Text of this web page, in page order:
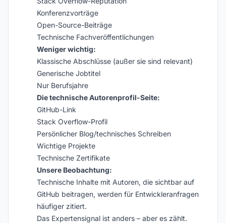
Konferenzvorträge
Open-Source-Beiträge
Technische Fachveröffentlichungen
Weniger wichtig:
Klassische Abschlüsse (außer sie sind relevant)
Generische Jobtitel
Nur Berufsjahre
Die technische Autorenprofil-Seite:
GitHub-Link
Stack Overflow-Profil
Persönlicher Blog/technisches Schreiben
Wichtige Projekte
Technische Zertifikate
Unsere Beobachtung:
Technische Inhalte mit Autoren, die sichtbar auf
GitHub beitragen, werden für Entwickleranfragen
häufiger zitiert.
Das Expertensignal ist anders – aber es zählt.